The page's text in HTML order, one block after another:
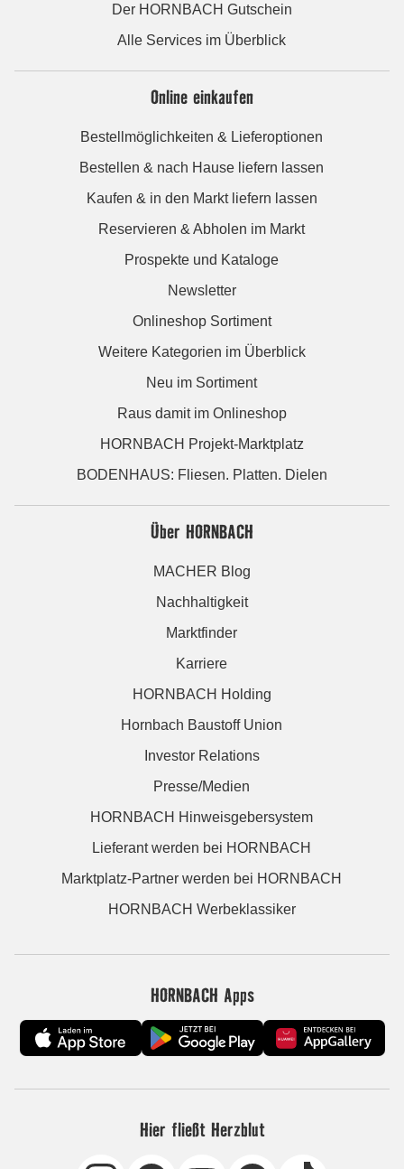
Der HORNBACH Gutschein
Alle Services im Überblick
Online einkaufen
Bestellmöglichkeiten & Lieferoptionen
Bestellen & nach Hause liefern lassen
Kaufen & in den Markt liefern lassen
Reservieren & Abholen im Markt
Prospekte und Kataloge
Newsletter
Onlineshop Sortiment
Weitere Kategorien im Überblick
Neu im Sortiment
Raus damit im Onlineshop
HORNBACH Projekt-Marktplatz
BODENHAUS: Fliesen. Platten. Dielen
Über HORNBACH
MACHER Blog
Nachhaltigkeit
Marktfinder
Karriere
HORNBACH Holding
Hornbach Baustoff Union
Investor Relations
Presse/Medien
HORNBACH Hinweisgebersystem
Lieferant werden bei HORNBACH
Marktplatz-Partner werden bei HORNBACH
HORNBACH Werbeklassiker
HORNBACH Apps
Hier fließt Herzblut